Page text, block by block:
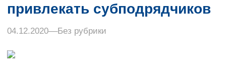
привлекать субподрядчиков
04.12.2020––Без рубрики